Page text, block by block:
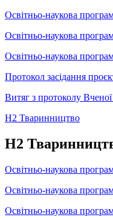
Освітньо-наукова
Освітньо-наукова
Освітньо-наукова
Протокол засідання
Витяг з протоколу
Н2 Тваринництво
Н2
Освітньо-наукова
Освітньо-наукова
Освітньо-наукова